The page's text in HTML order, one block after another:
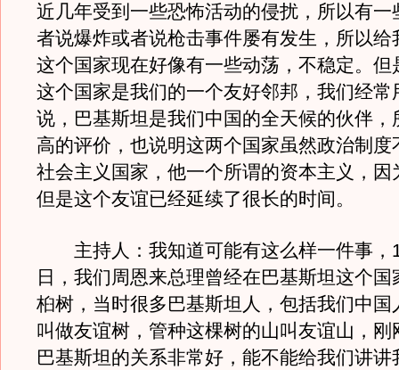
近几年受到一些恐怖活动的侵扰，所以有一
者说爆炸或者说枪击事件屡有发生，所以给
这个国家现在好像有一些动荡，不稳定。但
这个国家是我们的一个友好邻邦，我们经常
说，巴基斯坦是我们中国的全天候的伙伴，
高的评价，也说明这两个国家虽然政治制度
社会主义国家，他一个所谓的资本主义，因
但是这个友谊已经延续了很长的时间。
主持人：我知道可能有这么样一件事，
日，我们周恩来总理曾经在巴基斯坦这个国
桕树，当时很多巴基斯坦人，包括我们中国
叫做友谊树，管种这棵树的山叫友谊山，刚
巴基斯坦的关系非常好，能不能给我们讲讲